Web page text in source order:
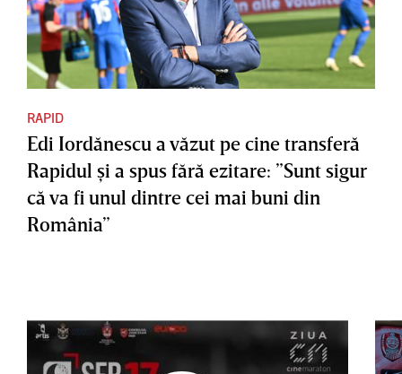
RAPID
Edi Iordănescu a văzut pe cine transferă
Rapidul şi a spus fără ezitare: ”Sunt sigur
că va fi unul dintre cei mai buni din
România”